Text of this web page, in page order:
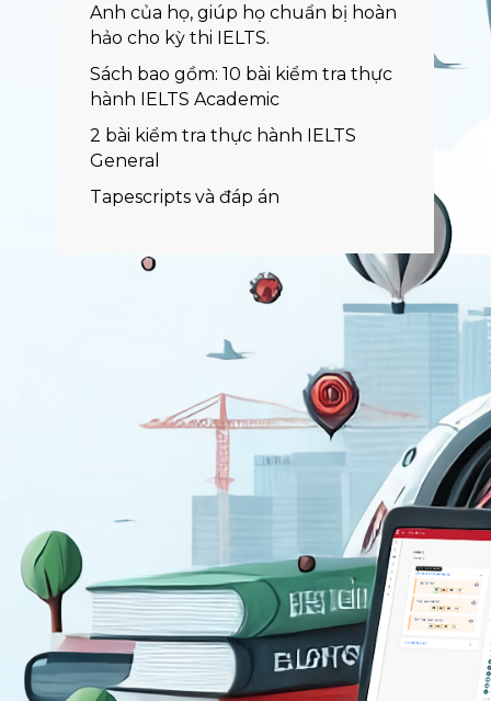
Anh của họ, giúp họ chuẩn bị hoàn
hảo cho kỳ thi IELTS.
Sách bao gồm: 10 bài kiểm tra thực
hành IELTS Academic
2 bài kiểm tra thực hành IELTS
General
Tapescripts và đáp án